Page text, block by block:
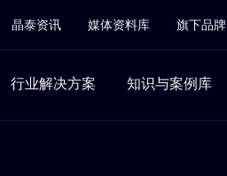
晶泰资讯 媒体资料库 旗下品牌
行业解决方案 知识与案例库